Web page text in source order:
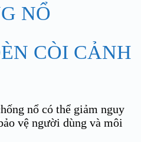
CÒI CẢNH
nổ có thể giảm nguy
vệ người dùng và môi